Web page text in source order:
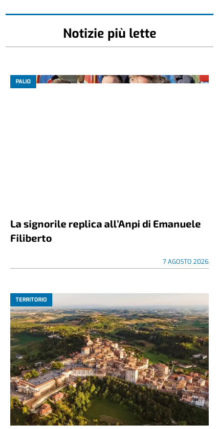
Notizie più lette
PALIO
La signorile replica all’Anpi di Emanuele
Filiberto
7 AGOSTO 2026
TERRITORIO